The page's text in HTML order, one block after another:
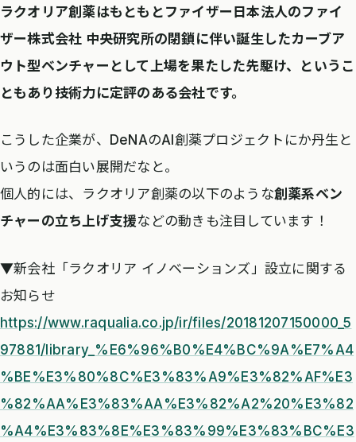
ラクオリア創薬はもともとファイザー日本法人のファイ
ザー株式会社 中央研究所の閉鎖に伴い誕生したカーブア
ウト型ベンチャーとして上場を果たした先駆け、というこ
ともあり技術力に定評のある会社です。
こうした企業が、DeNAのAI創薬プロジェクトにか丹生と
いうのは面白い展開だなと。
個人的には、ラクオリア創薬の以下のような創薬系ベン
チャーの立ち上げ支援などの動きも注目しています！
▼新会社「ラクオリア イノベーションズ」設立に関する
お知らせ
https://www.raqualia.co.jp/ir/files/20181207150000_5
97881/library_%E6%96%B0%E4%BC%9A%E7%A4
%BE%E3%80%8C%E3%83%A9%E3%82%AF%E3
%82%AA%E3%83%AA%E3%82%A2%20%E3%82
%A4%E3%83%8E%E3%83%99%E3%83%BC%E3